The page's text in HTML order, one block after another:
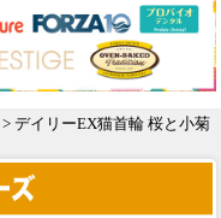
> デイリーEX猫首輪 桜と小菊